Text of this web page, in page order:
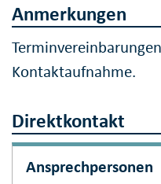
Anmerkungen
Kontaktaufnahme.
Direktkontakt
Ansprechpersonen